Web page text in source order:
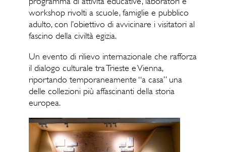
workshop rivolti a scuole, famiglie e pubblico
adulto, con l’obiettivo di avvicinare i visitatori al
fascino della civiltà egizia.
Un evento di rilievo internazionale che rafforza
il dialogo culturale traTrieste eVienna,
riportando temporaneamente “a casa” una
delle collezioni più affascinanti della storia
europea.